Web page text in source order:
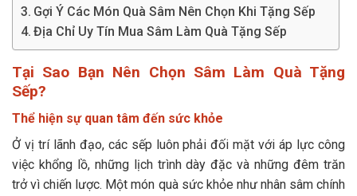
Gợi Ý Các Món Quà Sâm Nên Chọn Khi Tặng Sếp
Địa Chỉ Uy Tín Mua Sâm Làm Quà Tặng Sếp
Tại Sao Bạn Nên Chọn Sâm Làm Quà Tặng
Sếp?
Thể hiện sự quan tâm đến sức khỏe
Ở vị trí lãnh đạo, các sếp luôn phải đối mặt với áp lực công
việc khổng lồ, những lịch trình dày đặc và những đêm trăn
trở vì chiến lược. Một món quà sức khỏe như nhân sâm chính